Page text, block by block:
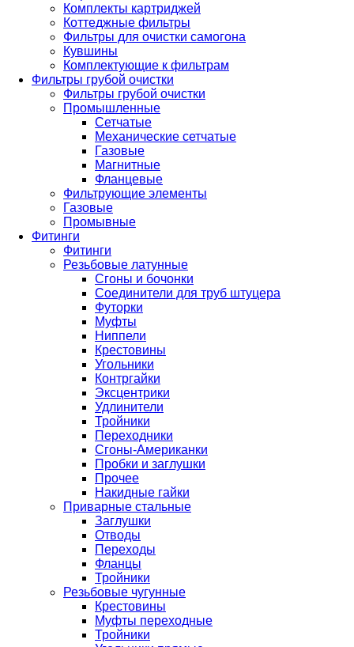
Комплекты картриджей
Коттеджные фильтры
Фильтры для очистки самогона
Кувшины
Комплектующие к фильтрам
Фильтры грубой очистки
Фильтры грубой очистки
Промышленные
Сетчатые
Механические сетчатые
Газовые
Магнитные
Фланцевые
Фильтрующие элементы
Газовые
Промывные
Фитинги
Фитинги
Резьбовые латунные
Сгоны и бочонки
Соединители для труб штуцера
Футорки
Муфты
Ниппели
Крестовины
Угольники
Контргайки
Эксцентрики
Удлинители
Тройники
Переходники
Сгоны-Американки
Пробки и заглушки
Прочее
Накидные гайки
Приварные стальные
Заглушки
Отводы
Переходы
Фланцы
Тройники
Резьбовые чугунные
Крестовины
Муфты переходные
Тройники